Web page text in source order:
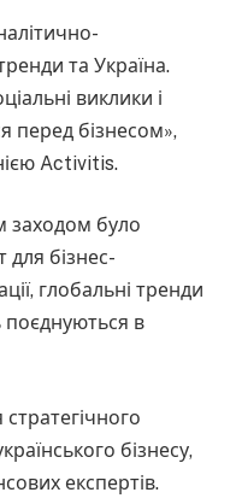
та Україна.
виклики і
перед бізнесом»,
Activitis.
заходом було
бізнес-
глобальні тренди
поєднуються в
бізнесу,
експертів.